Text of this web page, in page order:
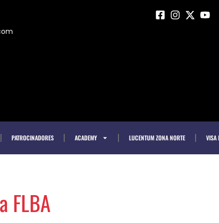
PATROCINADORES ACADEMY LUCENTUM ZONA NORTE VISA
FLBA